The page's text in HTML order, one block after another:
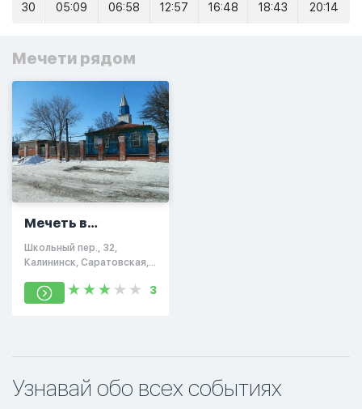
30 05:09 06:58 12:57 16:48 18:43 20:14
Мечети рядом
Мечеть в
Калининске
Школьный пер., 32,
Калининск, Саратовская,
3
Узнавай обо всех событиях